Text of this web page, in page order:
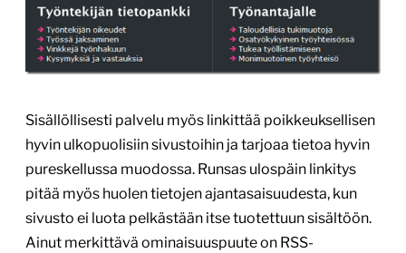
Sisällöllisesti palvelu myös linkittää poikkeuksellisen
hyvin ulkopuolisiin sivustoihin ja tarjoaa tietoa hyvin
pureskellussa muodossa. Runsas ulospäin linkitys
pitää myös huolen tietojen ajantasaisuudesta, kun
sivusto ei luota pelkästään itse tuotettuun sisältöön.
Ainut merkittävä ominaisuuspuute on RSS-